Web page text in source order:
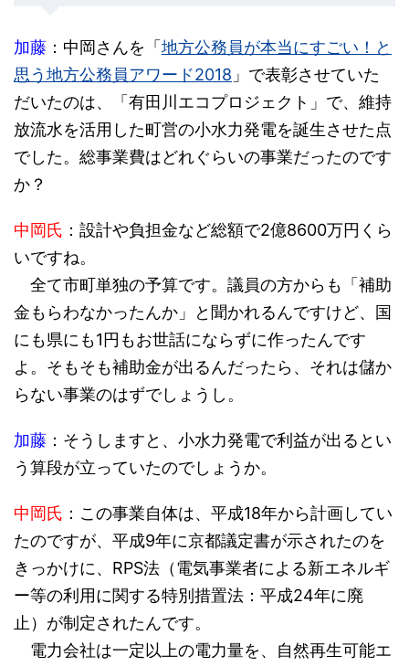
加藤 ：中岡さんを「 地方公務員が本当にすごい！と
思う地方公務員アワード2018 」で表彰させていた
だいたのは、「有田川エコプロジェクト」で、維持
放流水を活用した町営の小水力発電を誕生させた点
でした。総事業費はどれぐらいの事業だったのです
か？
中岡氏 ：設計や負担金など総額で2億8600万円くら
いですね。
全て市町単独の予算です。議員の方からも「補助
金もらわなかったんか」と聞かれるんですけど、国
にも県にも1円もお世話にならずに作ったんです
よ。そもそも補助金が出るんだったら、それは儲か
らない事業のはずでしょうし。
加藤 ：そうしますと、小水力発電で利益が出るとい
う算段が立っていたのでしょうか。
中岡氏 ：この事業自体は、平成18年から計画してい
たのですが、平成9年に京都議定書が示されたのを
きっかけに、RPS法（電気事業者による新エネルギ
ー等の利用に関する特別措置法：平成24年に廃
止）が制定されたんです。
電力会社は一定以上の電力量を、自然再生可能エ